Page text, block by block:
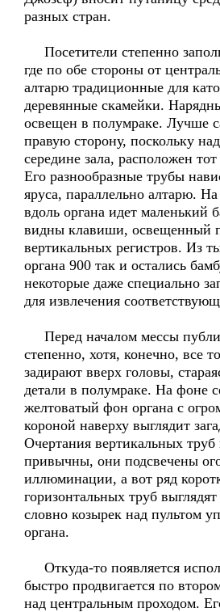
разных стран.
Посетители степенно
где по обе стороны от
алтарю традиционные для
деревянные скамейки.
освещен в полумраке. Лучше
правую сторону, поскольку
середине зала, расположен
Его разнообразные трубы
яруса, параллельно алтарю.
вдоль органа идет маленький
видны клавиши, освещенный
вертикальных регистров. Из
органа 900 так и остались
некоторые даже специально
для извлечения
Перед началом мессы
степенно, хотя, конечно, все
задирают вверх головы,
детали в полумраке. На фоне
желтоватый фон органа с
короной наверху выглядит
Очертания вертикальных труб
привычны, они подсвечены
иллюминации, а вот ряд
горизонтальных труб
словно козырек над пультом
органа.
Откуда-то появляется
быстро продвигается по
над центральным проходом.